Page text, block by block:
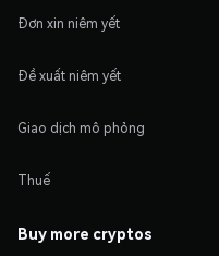
Đơn xin niêm yết
Đề xuất niêm yết
Giao dịch mô phỏng
Thuế
Buy more cryptos